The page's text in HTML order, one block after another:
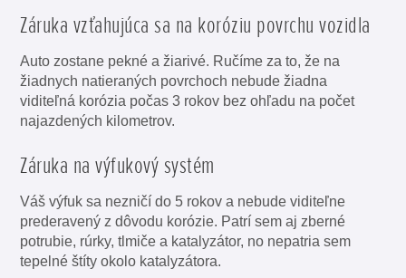
Záruka vzťahujúca sa na koróziu povrchu vozidla
Auto zostane pekné a žiarivé. Ručíme za to, že na
žiadnych natieraných povrchoch nebude žiadna
viditeľná korózia počas 3 rokov bez ohľadu na počet
najazdených kilometrov.
Záruka na výfukový systém
Váš výfuk sa nezničí do 5 rokov a nebude viditeľne
prederavený z dôvodu korózie. Patrí sem aj zberné
potrubie, rúrky, tlmiče a katalyzátor, no nepatria sem
tepelné štíty okolo katalyzátora.